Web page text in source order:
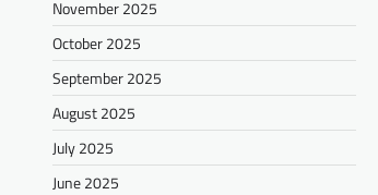
November 2025
October 2025
September 2025
August 2025
July 2025
June 2025